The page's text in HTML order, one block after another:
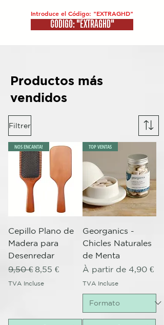
Introduce el Código: "EXTRAGHD"
CÓDIGO: "EXTRAGHD"
Productos más
vendidos
Filtrer
NOS ENCANTA!
Cepillo Plano de
Madera para
Desenredar
Prix original
9,50 € Prix promotionnel
8,55 €
TVA Incluse
TOP VENTAS
Georganics -
Chicles Naturales
de Menta
À partir de 4,90 €
Prix promotionnel
TVA Incluse